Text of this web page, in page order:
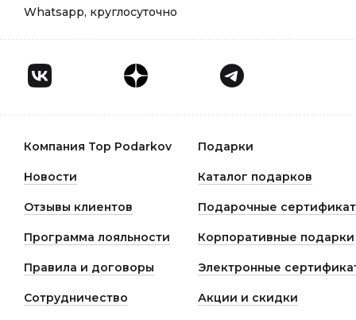
Whatsapp, круглосуточно
Компания Top Podarkov Подарки
Новости Каталог подарков
Отзывы клиентов Подарочные
Программа лояльности Корпоративные подарки
Правила и договоры Электронные
Сотрудничество Акции и скидки